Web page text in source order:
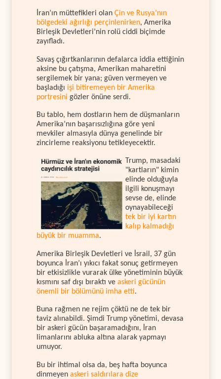
İran’ın müttefikleri olan Çin ve Rusya’nın
bölgedeki ağırlığı perçinlenirken, Amerika
Birleşik Devletleri’nin rolü ciddi biçimde
zayıfladı.
Savaş çığırtkanlarının defalarca iddia ettiğinin
aksine bu çatışma, Amerikan maharetini
sergilemek bir yana; güven vermeyen ve
başladığı işi bitiremeyen bir Amerika
portresini gözler önüne serdi.
Bu tablo, hem dostların hem de düşmanların
Amerika’nın başarısızlığına göre yeni
mevkiler almasıyla dünya genelinde bir
zincirleme reaksiyonu tetikleyecektir.
Trump, masadaki
"kartların" kimin
elinde olduğuyla
ilgili konuşmayı
sevse de, elinde
oynayabileceği
tek bir iyi kartın
kalıp kalmadığı
büyük bir muamma.
Amerika Birleşik Devletleri ve İsrail, 37 gün
boyunca İran’ı yıkıcı fakat sonuç getirmeyen
bir etkisizlikle vurarak ülke yönetiminin büyük
kısmını saf dışı bıraktı ve askeri gücünün
önemli bir bölümünü imha etti.
Buna rağmen ne rejim çöktü ne de tek bir
taviz alınabildi. Şimdi Trump yönetimi, devasa
bir askeri gücün başaramadığını, İran
limanlarını abluka altına alarak yapmayı
umuyor.
Bu bir ihtimal olsa da, beş hafta boyunca
dinmeyen askeri saldırılara dize